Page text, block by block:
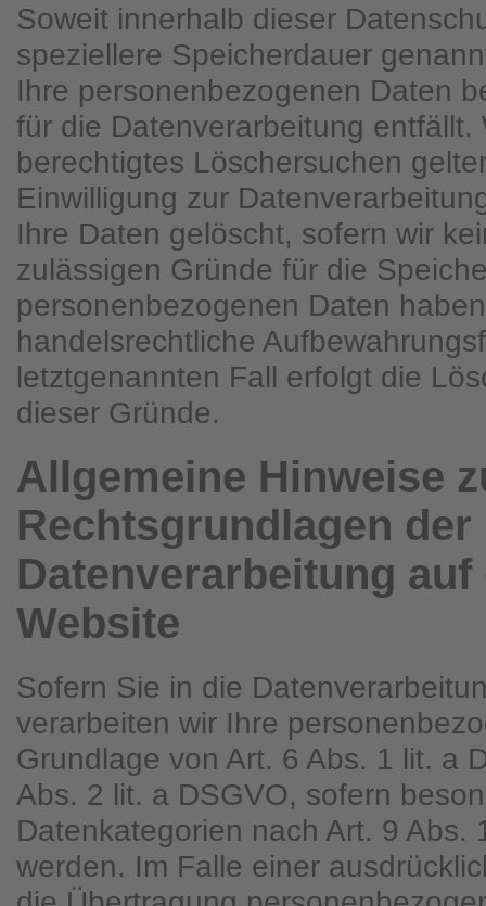
Soweit innerhalb dieser
speziellere Speicherdauer
Ihre personenbezogenen Daten
für die Datenverarbeitung entfällt.
berechtigtes Löschersuchen
Einwilligung zur
Ihre Daten gelöscht, sofern wir
zulässigen Gründe für die
personenbezogenen Daten
handelsrechtliche
letztgenannten Fall erfolgt die
dieser Gründe.
Allgemeine Hinweise
Rechtsgrundlagen der
Datenverarbeitung auf
Website
Sofern Sie in die
verarbeiten wir Ihre
Grundlage von Art. 6 Abs. 1 lit. a
Abs. 2 lit. a DSGVO, sofern
Datenkategorien nach Art. 9 Abs.
werden. Im Falle einer